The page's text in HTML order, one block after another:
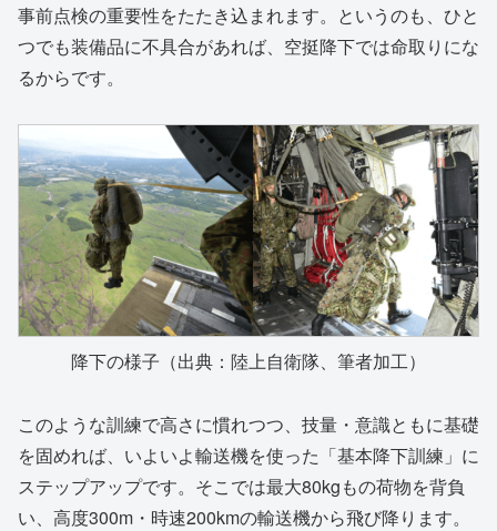
事前点検の重要性をたたき込まれます。というのも、ひと
つでも装備品に不具合があれば、空挺降下では命取りにな
るからです。
降下の様子（出典：陸上自衛隊、筆者加工）
このような訓練で高さに慣れつつ、技量・意識ともに基礎
を固めれば、いよいよ輸送機を使った「基本降下訓練」に
ステップアップです。そこでは最大80kgもの荷物を背負
い、高度300m・時速200kmの輸送機から飛び降ります。